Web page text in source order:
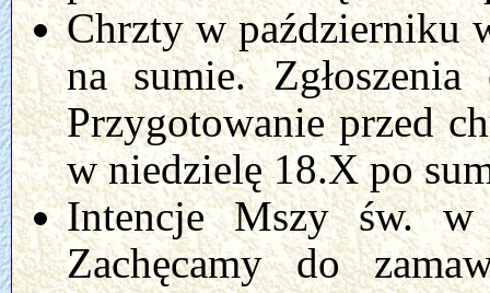
Chrzty w październiku
na sumie.
Przygotowanie przed
w niedzielę 18.X po
Intencje Mszy św.
Zachęcamy do